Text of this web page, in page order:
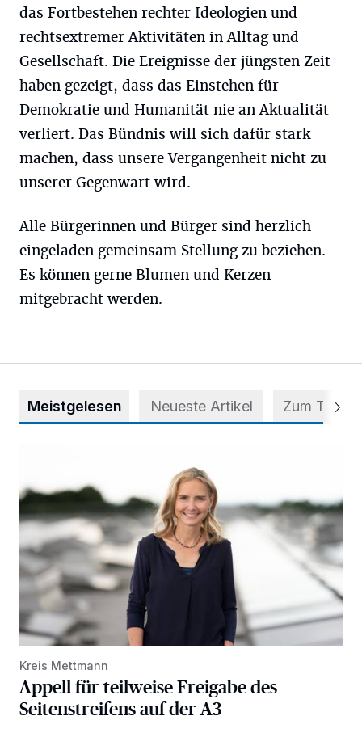
das Fortbestehen rechter Ideologien und
rechtsextremer Aktivitäten in Alltag und
Gesellschaft. Die Ereignisse der jüngsten Zeit
haben gezeigt, dass das Einstehen für
Demokratie und Humanität nie an Aktualität
verliert. Das Bündnis will sich dafür stark
machen, dass unsere Vergangenheit nicht zu
unserer Gegenwart wird.
Alle Bürgerinnen und Bürger sind herzlich
eingeladen gemeinsam Stellung zu beziehen.
Es können gerne Blumen und Kerzen
mitgebracht werden.
Meistgelesen Neueste Artikel Zum Thema
Kreis Mettmann
Appell für teilweise Freigabe des
Seitenstreifens auf der A3